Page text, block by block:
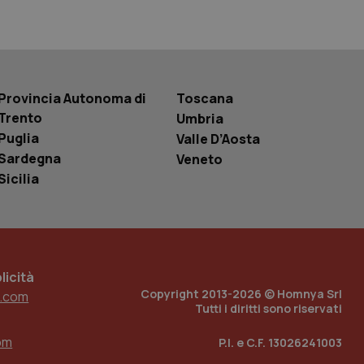
Autonoma di
Toscana
Umbria
Valle D’Aosta
Veneto
Copyright 2013-2026 © Homnya Srl
Tutti i diritti sono riservati
P.I. e C.F. 13026241003